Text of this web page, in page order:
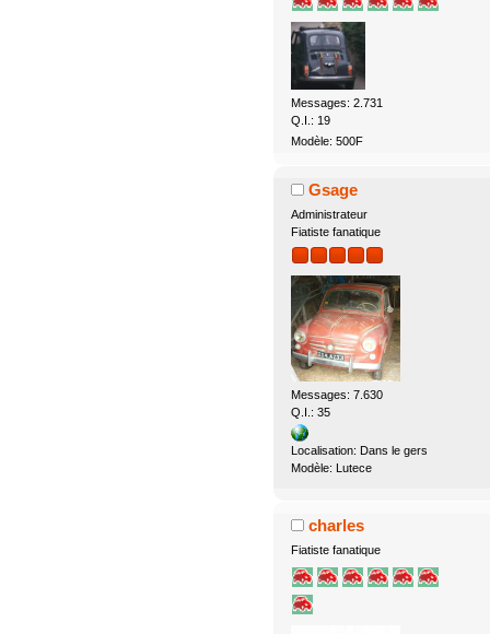
Messages: 2.731
Q.I.: 19
Modèle: 500F
Gsage
Administrateur
Fiatiste fanatique
Messages: 7.630
Q.I.: 35
Localisation: Dans le gers
Modèle: Lutece
charles
Fiatiste fanatique